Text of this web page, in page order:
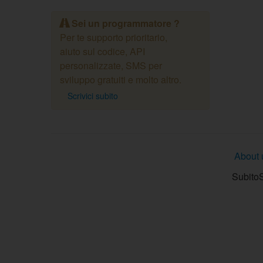
Sei un programmatore ?
Per te supporto prioritario,
aiuto sul codice, API
personalizzate, SMS per
sviluppo gratuiti e molto altro.
Scrivici subito
About